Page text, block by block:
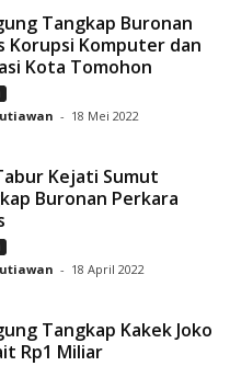
Tangkap Buronan
Korupsi Komputer dan
Kota Tomohon
- 18 Mei 2022
Kejati Sumut
Buronan Perkara
- 18 April 2022
Tangkap Kakek Joko
Rp1 Miliar